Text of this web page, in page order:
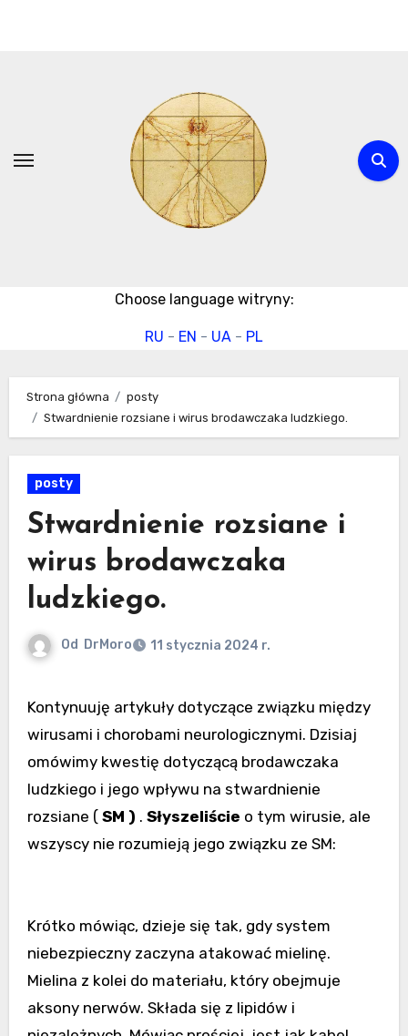
Choose language witryny:
RU - EN - UA - PL
Strona główna
posty
Stwardnienie rozsiane i wirus brodawczaka ludzkiego.
posty
Stwardnienie rozsiane i
wirus brodawczaka
ludzkiego.
Od DrMoro 11 stycznia 2024 r.
Kontynuuję artykuły dotyczące związku między
wirusami i chorobami neurologicznymi. Dzisiaj
omówimy kwestię dotyczącą brodawczaka
ludzkiego i jego wpływu na stwardnienie
rozsiane ( SM ) . Słyszeliście o tym wirusie, ale
wszyscy nie rozumieją jego związku ze SM:
Krótko mówiąc, dzieje się tak, gdy system
niebezpieczny zaczyna atakować mielinę.
Mielina z kolei do materiału, który obejmuje
aksony nerwów. Składa się z lipidów i